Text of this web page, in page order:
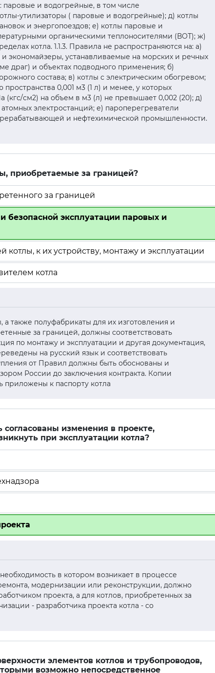
паровые и водогрейные, в том числе
утилизаторы ( паровые и водогрейные); д) котлы
и энергопоездов; е) котлы паровые и
органическими теплоносителями (ВОТ); ж)
котла. 1.1.3. Правила не распространяются на: а)
экономайзеры, устанавливаемые на морских и речных
драг) и объектах подводного применения; б)
состава; в) котлы с электрическим обогревом;
0,001 м3 (1 л) и менее, у которых
см2) на объем в м3 (л) не превышает 0,002 (20); д)
электростанций; е) пароперегреватели
и нефтехимической промышленности.
приобретаемые за границей?
за границей
безопасной эксплуатации паровых и
к их устройству, монтажу и эксплуатации
котла
а также полуфабрикаты для их изготовления и
за границей, должны соответствовать
по монтажу и эксплуатации и другая документация,
на русский язык и соответствовать
от Правил должны быть обоснованы и
России до заключения контракта. Копии
приложены к паспорту котла
изменения в проекте,
при эксплуатации котла?
в котором возникает в процессе
модернизации или реконструкции, должно
проекта, а для котлов, приобретенных за
- разработчика проекта котла - со
элементов котлов и трубопроводов,
возможно непосредственное